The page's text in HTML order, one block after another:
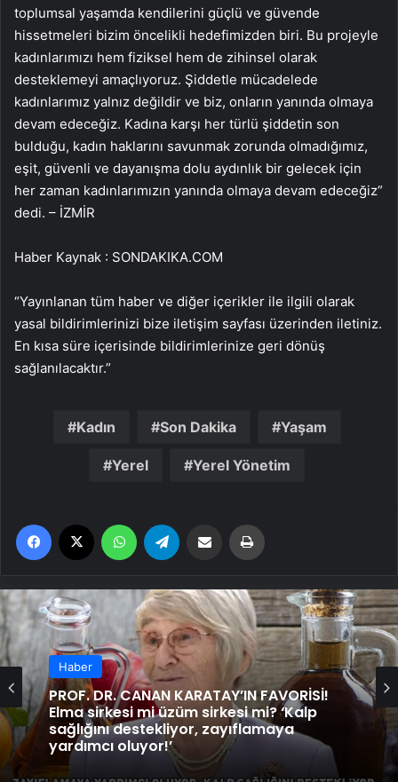
toplumsal yaşamda kendilerini güçlü ve güvende
hissetmeleri bizim öncelikli hedefimizden biri. Bu projeyle
kadınlarımızı hem fiziksel hem de zihinsel olarak
desteklemeyi amaçlıyoruz. Şiddetle mücadelede
kadınlarımız yalnız değildir ve biz, onların yanında olmaya
devam edeceğiz. Kadına karşı her türlü şiddetin son
bulduğu, kadın haklarını savunmak zorunda olmadığımız,
eşit, güvenli ve dayanışma dolu aydınlık bir gelecek için
her zaman kadınlarımızın yanında olmaya devam edeceğiz”
dedi. – İZMİR
Haber Kaynak : SONDAKIKA.COM
“Yayınlanan tüm haber ve diğer içerikler ile ilgili olarak
yasal bildirimlerinizi bize iletişim sayfası üzerinden iletiniz.
En kısa süre içerisinde bildirimlerinize geri dönüş
sağlanılacaktır.”
Kadın Son Dakika Yaşam
Yerel Yerel Yönetim
Facebook WhatsApp Email'den paylaş
Haber
PROF. DR. CANAN KARATAY’IN FAVORİSİ!
Elma sirkesi mi üzüm sirkesi mi? ‘Kalp
sağlığını destekliyor, zayıflamaya
yardımcı oluyor!’